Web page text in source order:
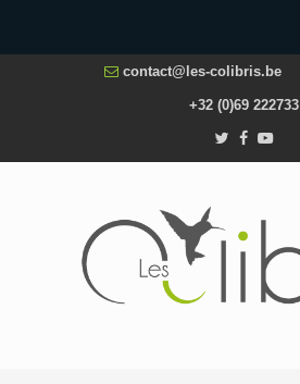
contact@les-colibris.be
+32 (0)69 222733